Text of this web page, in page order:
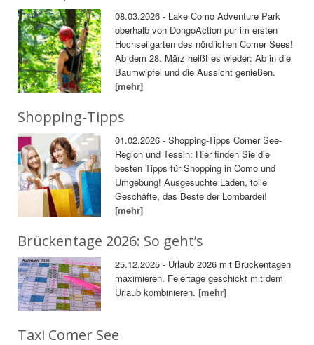
08.03.2026 - Lake Como Adventure Park
oberhalb von DongoAction pur im ersten
Hochseilgarten des nördlichen Comer Sees!
Ab dem 28. März heißt es wieder: Ab in die
Baumwipfel und die Aussicht genießen.
[mehr]
Shopping-Tipps
01.02.2026 - Shopping-Tipps Comer See-
Region und Tessin: Hier finden Sie die
besten Tipps für Shopping in Como und
Umgebung! Ausgesuchte Läden, tolle
Geschäfte, das Beste der Lombardei!
[mehr]
Brückentage 2026: So geht’s
25.12.2025 - Urlaub 2026 mit Brückentagen
maximieren. Feiertage geschickt mit dem
Urlaub kombinieren.[mehr]
Taxi Comer See